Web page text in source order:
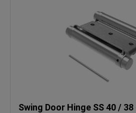
Swing Door Hinge SS 40 / 38